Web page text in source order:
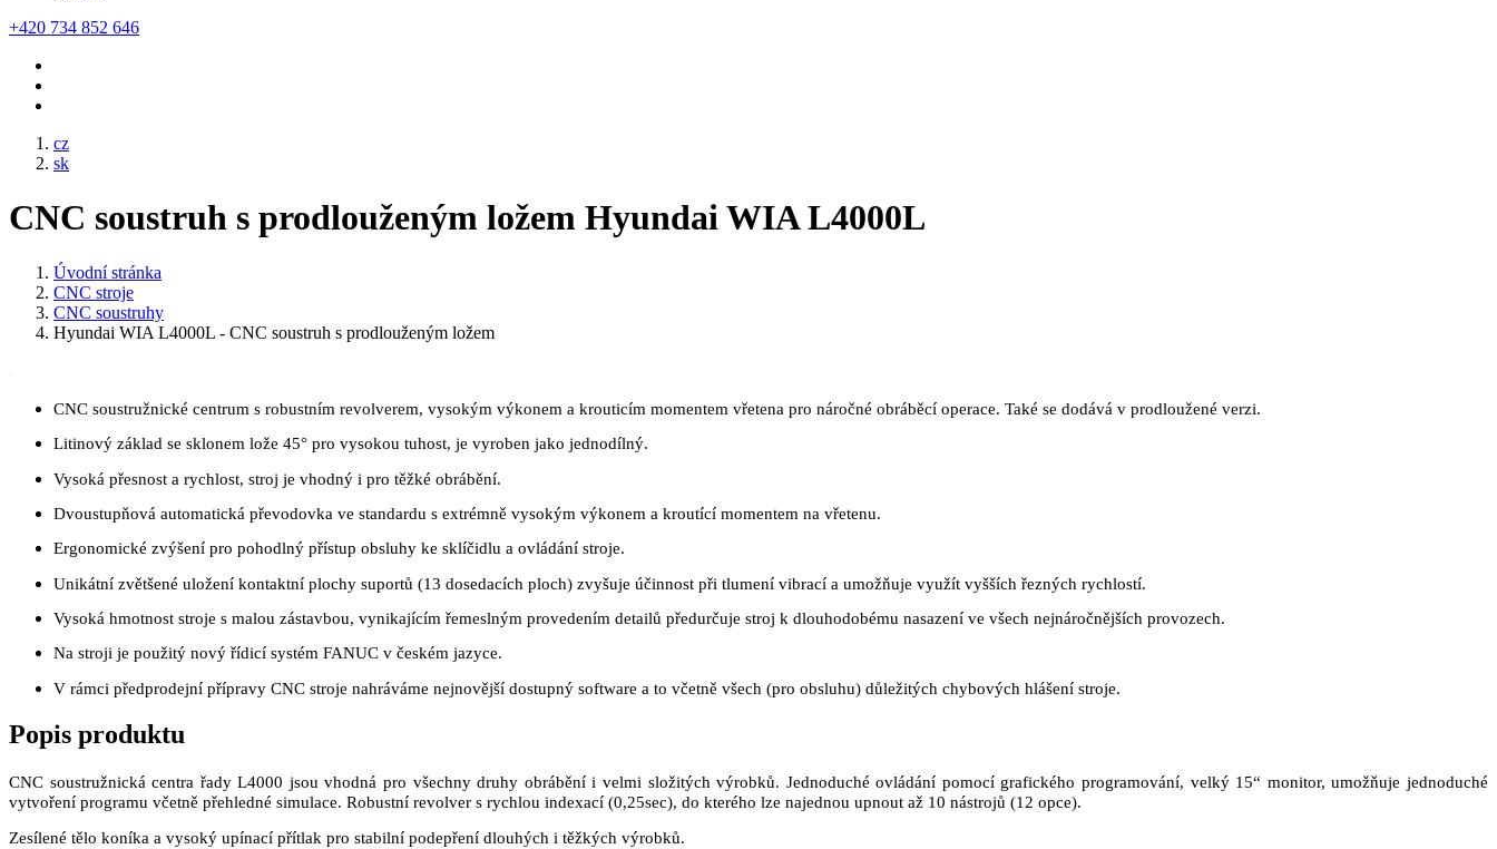
+420 734 852 646
cz
sk
CNC soustruh s prodlouženým ložem Hyundai WIA L4000L
Úvodní stránka
CNC stroje
CNC soustruhy
Hyundai WIA L4000L - CNC soustruh s prodlouženým ložem
CNC soustružnické centrum s robustním revolverem, vysokým výkonem a krouticím momentem vřetena pro náročné obráběcí operace. Také se dodává v prodloužené verzi.
Litinový základ se sklonem lože 45° pro vysokou tuhost, je vyroben jako jednodílný.
Vysoká přesnost a rychlost, stroj je vhodný i pro těžké obrábění.
Dvoustupňová automatická převodovka ve standardu s extrémně vysokým výkonem a kroutící momentem na vřetenu.
Ergonomické zvýšení pro pohodlný přístup obsluhy ke sklíčidlu a ovládání stroje.
Unikátní zvětšené uložení kontaktní plochy suportů (13 dosedacích ploch) zvyšuje účinnost při tlumení vibrací a umožňuje využít vyšších řezných rychlostí.
Vysoká hmotnost stroje s malou zástavbou, vynikajícím řemeslným provedením detailů předurčuje stroj k dlouhodobému nasazení ve všech nejnáročnějších provozech.
Na stroji je použitý nový řídicí systém FANUC v českém jazyce.
V rámci předprodejní přípravy CNC stroje nahráváme nejnovější dostupný software a to včetně všech (pro obsluhu) důležitých chybových hlášení stroje.
Popis produktu
CNC soustružnická centra řady L4000 jsou vhodná pro všechny druhy obrábění i velmi složitých výrobků. Jednoduché ovládání pomocí grafického programování, velký 15“ monitor, umožňuje jednoduché
vytvoření programu včetně přehledné simulace. Robustní revolver s rychlou indexací (0,25sec), do kterého lze najednou upnout až 10 nástrojů (12 opce).
Zesílené tělo koníka a vysoký upínací přítlak pro stabilní podepření dlouhých i těžkých výrobků.